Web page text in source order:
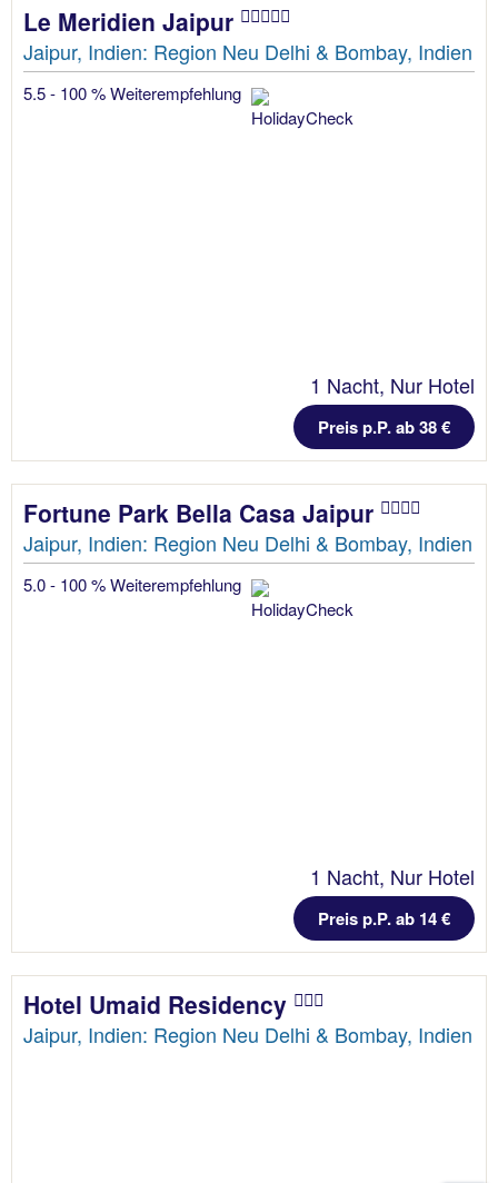
Le Meridien Jaipur
Jaipur, Indien: Region Neu Delhi & Bombay, Indien
5.5 - 100 % Weiterempfehlung
1 Nacht, Nur Hotel
Preis p.P. ab 38 €
Fortune Park Bella Casa Jaipur
Jaipur, Indien: Region Neu Delhi & Bombay, Indien
5.0 - 100 % Weiterempfehlung
1 Nacht, Nur Hotel
Preis p.P. ab 14 €
Hotel Umaid Residency
Jaipur, Indien: Region Neu Delhi & Bombay, Indien